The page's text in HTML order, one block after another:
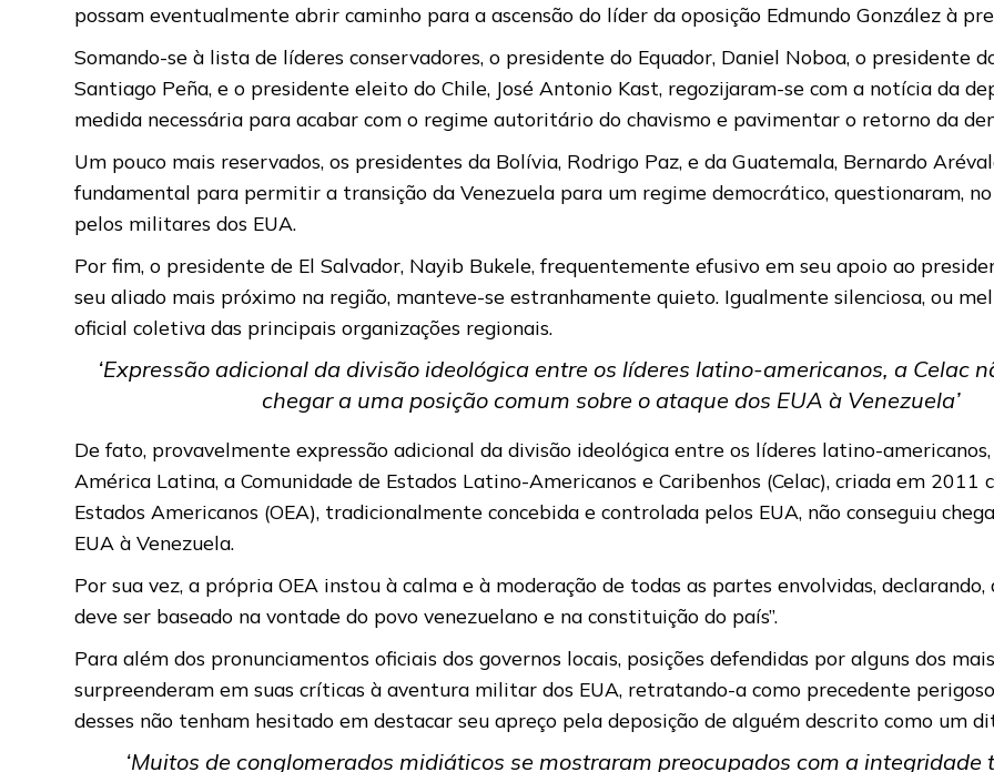
possam eventualmente abrir caminho para a ascensão do líder da oposição Edmundo González à
Somando-se à lista de líderes conservadores, o presidente do Equador, Daniel Noboa, o presidente
Santiago Peña, e o presidente eleito do Chile, José Antonio Kast, regozijaram-se com a notícia da
medida necessária para acabar com o regime autoritário do chavismo e pavimentar o retorno da
Um pouco mais reservados, os presidentes da Bolívia, Rodrigo Paz, e da Guatemala, Bernardo
fundamental para permitir a transição da Venezuela para um regime democrático, questionaram,
pelos militares dos EUA.
Por fim, o presidente de El Salvador, Nayib Bukele, frequentemente efusivo em seu apoio ao
seu aliado mais próximo na região, manteve-se estranhamente quieto. Igualmente silenciosa, ou
oficial coletiva das principais organizações regionais.
‘Expressão adicional da divisão ideológica entre os líderes latino-americanos, a Celac
chegar a uma posição comum sobre o ataque dos EUA à Venezuela’
De fato, provavelmente expressão adicional da divisão ideológica entre os líderes latino-
América Latina, a Comunidade de Estados Latino-Americanos e Caribenhos (Celac), criada em
Estados Americanos (OEA), tradicionalmente concebida e controlada pelos EUA, não conseguiu
EUA à Venezuela.
Por sua vez, a própria OEA instou à calma e à moderação de todas as partes envolvidas,
deve ser baseado na vontade do povo venezuelano e na constituição do país”.
Para além dos pronunciamentos oficiais dos governos locais, posições defendidas por alguns dos
surpreenderam em suas críticas à aventura militar dos EUA, retratando-a como precedente
desses não tenham hesitado em destacar seu apreço pela deposição de alguém descrito como um
‘Muitos de conglomerados midiáticos se mostraram preocupados com a integridade